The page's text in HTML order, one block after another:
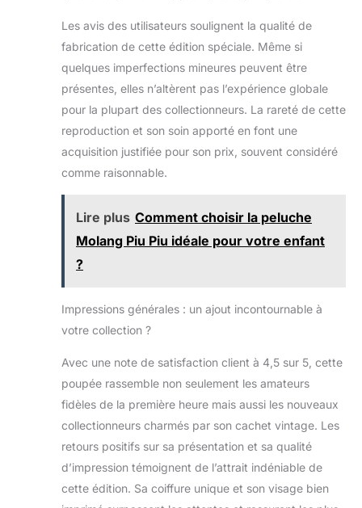
touche de charme
rétro à votre
collection.
Complément de
collection parfait :
que vous soyez
un fan de longue
date ou un
Midge est le
complément idéal
à toute collection,
de ce personnage
bien-aimé.
Les avis des utilisateurs soulignent la qualité de
fabrication de cette édition spéciale. Même si
quelques imperfections mineures peuvent être
présentes, elles n’altèrent pas l’expérience globale
pour la plupart des collectionneurs. La rareté de cette
reproduction et son soin apporté en font une
acquisition justifiée pour son prix, souvent considéré
comme raisonnable.
Lire plus Comment choisir la peluche
Molang Piu Piu idéale pour votre enfant
?
Impressions générales : un ajout incontournable à
votre collection ?
Avec une note de satisfaction client à 4,5 sur 5, cette
poupée rassemble non seulement les amateurs
fidèles de la première heure mais aussi les nouveaux
collectionneurs charmés par son cachet vintage. Les
retours positifs sur sa présentation et sa qualité
d’impression témoignent de l’attrait indéniable de
cette édition. Sa coiffure unique et son visage bien